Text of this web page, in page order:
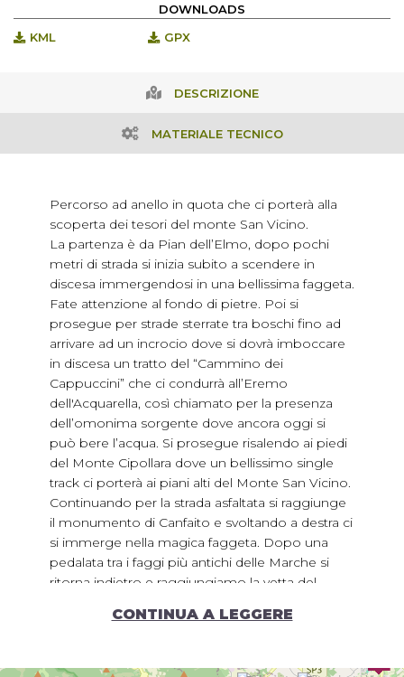
DOWNLOADS
KML
GPX
DESCRIZIONE
MATERIALE TECNICO
Percorso ad anello in quota che ci porterà alla
scoperta dei tesori del monte San Vicino.
La partenza è da Pian dell’Elmo, dopo pochi
metri di strada si inizia subito a scendere in
discesa immergendosi in una bellissima faggeta.
Fate attenzione al fondo di pietre. Poi si
prosegue per strade sterrate tra boschi fino ad
arrivare ad un incrocio dove si dovrà imboccare
in discesa un tratto del “Cammino dei
Cappuccini” che ci condurrà all’Eremo
dell'Acquarella, così chiamato per la presenza
dell’omonima sorgente dove ancora oggi si
può bere l’acqua. Si prosegue risalendo ai piedi
del Monte Cipollara dove un bellissimo single
track ci porterà ai piani alti del Monte San Vicino.
Continuando per la strada asfaltata si raggiunge
il monumento di Canfaito e svoltando a destra ci
si immerge nella magica faggeta. Dopo una
pedalata tra i faggi più antichi delle Marche si
ritorna indietro e raggiungiamo la vetta del
bellissima vista che spazia dal monte San vicino
CONTINUA A LEGGERE